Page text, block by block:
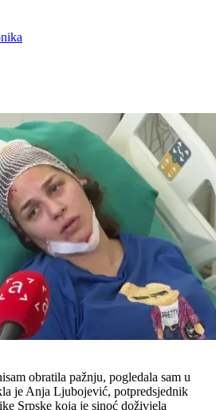
obratila pažnju, pogledala sam u
je Anja Ljubojević, potpredsjednik
Srpske koja je sinoć doživjela